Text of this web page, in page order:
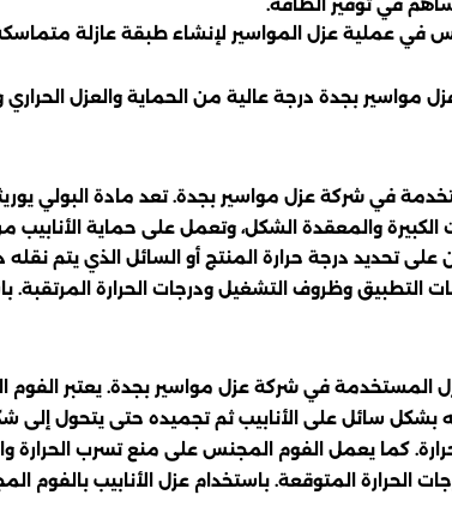
في عملية عزل المواسير لإنشاء طبقة عازلة
مواسير بجدة درجة عالية من الحماية والعزل
في شركة عزل مواسير بجدة. تعد مادة البولي
الكبيرة والمعقدة الشكل، وتعمل على حماية
على تحديد درجة حرارة المنتج أو السائل الذي يتم
التطبيق وظروف التشغيل ودرجات الحرارة المرتقبة.
المستخدمة في شركة عزل مواسير بجدة. يعتبر الفوم
بشكل سائل على الأنابيب ثم تجميده حتى يتحول إلى
كما يعمل الفوم المجنس على منع تسرب الحرارة
الحرارة المتوقعة. باستخدام عزل الأنابيب